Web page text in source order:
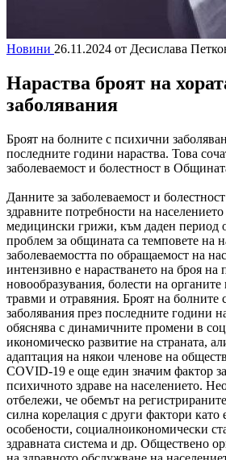
Новини 26.11.2024 от Десислава
Нараства броят на
заболявания
Броят на болните с психични
последните години нараства. Това
заболеваемост и болестност в
Данните за заболеваемост и болестност
здравните потребности на
медицински грижи, към даден период
проблем за общината са темповете на
заболеваемостта по обращаемост на
интензивно е нарастването на броя на
новообразувания, болести на
травми и отравяния. Броят на болните
заболявания през последните години
обяснява с динамичните промени в
икономическо развитие на страната,
адаптация на някои членове на
COVID-19 е още един значим фактор
психичното здраве на населението.
отбележи, че обемът на
силна корелация с други фактори като
особености, социалноикономически
здравната система и др. Обществено